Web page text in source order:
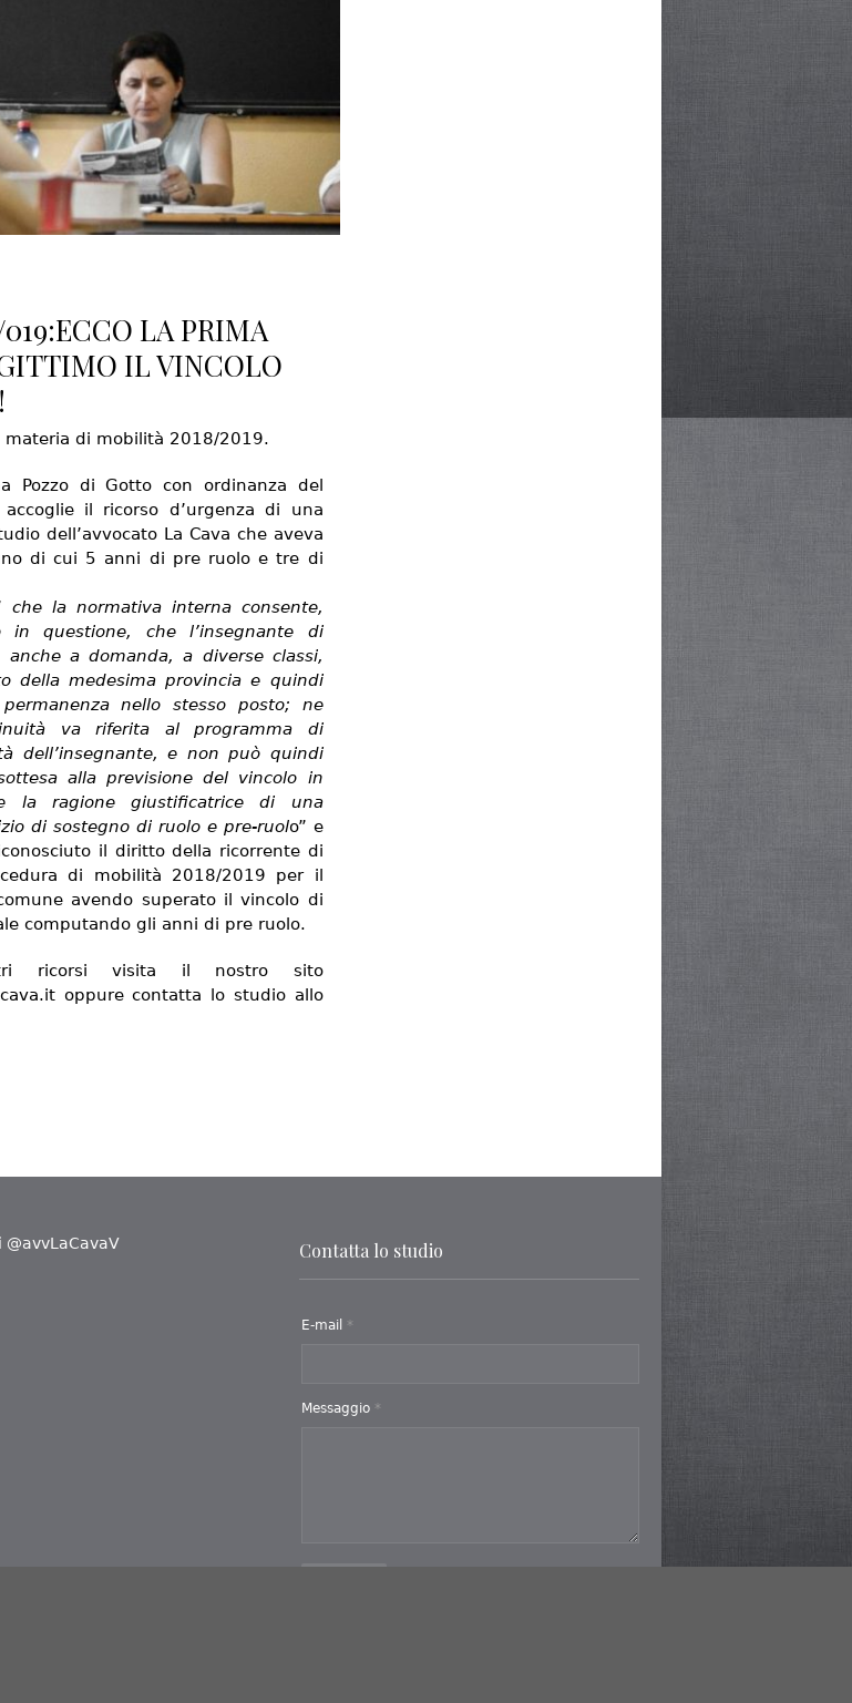
LA PRIMA
IL VINCOLO
materia di mobilità 2018/2019.
Pozzo di Gotto con ordinanza del
il ricorso d’urgenza di una
dell’avvocato La Cava che aveva
di cui 5 anni di pre ruolo e tre di
che la normativa interna consente,
in questione, che l’insegnante di
anche a domanda, a diverse classi,
della medesima provincia e quindi
nello stesso posto; ne
va riferita al programma di
dell’insegnante, e non può quindi
alla previsione del vincolo in
la ragione giustificatrice di una
di sostegno di ruolo e pre-ruolo” e
il diritto della ricorrente di
di mobilità 2018/2019 per il
avendo superato il vincolo di
computando gli anni di pre ruolo.
ricorsi visita il nostro sito
oppure contatta lo studio allo
@avvLaCavaV Contatta lo studio
E-mail *
Messaggio *